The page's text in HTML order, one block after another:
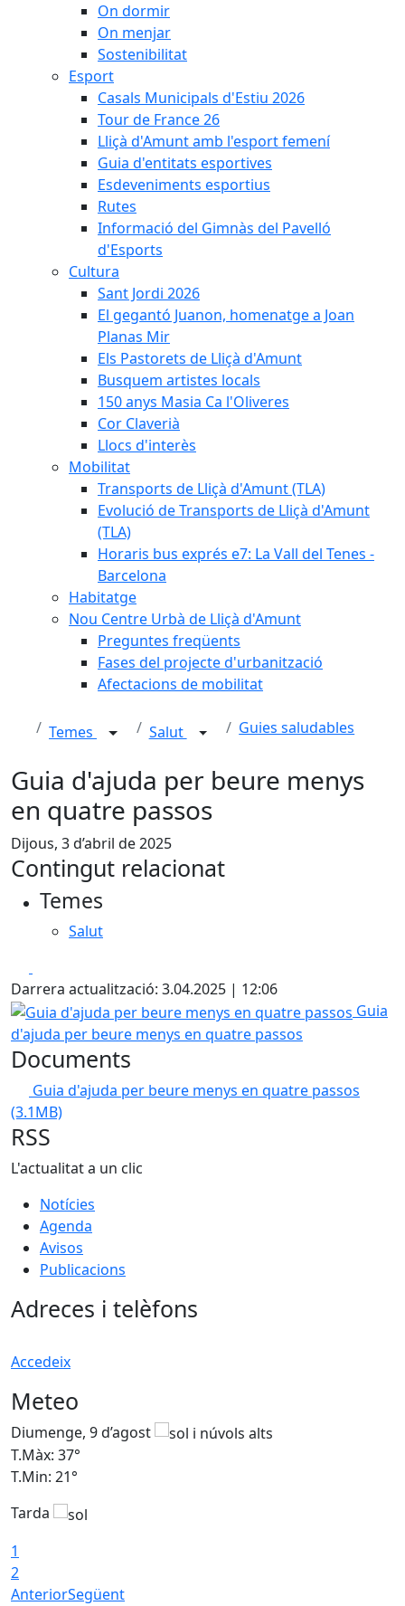
On dormir
On menjar
Sostenibilitat
Esport
Casals Municipals d'Estiu 2026
Tour de France 26
Lliçà d'Amunt amb l'esport femení
Guia d'entitats esportives
Esdeveniments esportius
Rutes
Informació del Gimnàs del Pavelló
d'Esports
Cultura
Sant Jordi 2026
El gegantó Juanon, homenatge a Joan
Planas Mir
Els Pastorets de Lliçà d'Amunt
Busquem artistes locals
150 anys Masia Ca l'Oliveres
Cor Claverià
Llocs d'interès
Mobilitat
Transports de Lliçà d'Amunt (TLA)
Evolució de Transports de Lliçà d'Amunt
(TLA)
Horaris bus exprés e7: La Vall del Tenes -
Barcelona
Habitatge
Nou Centre Urbà de Lliçà d'Amunt
Preguntes freqüents
Fases del projecte d'urbanització
Afectacions de mobilitat
Temes Salut Guies saludables
Guia d'ajuda per beure menys
en quatre passos
Dijous, 3 d’abril de 2025
Contingut relacionat
Temes
Salut
Darrera actualització: 3.04.2025 | 12:06
Guia d'ajuda per beure menys en quatre passos
Guia
d'ajuda per beure menys en quatre passos
Documents
Guia d'ajuda per beure menys en quatre passos
(3.1MB)
RSS
L'actualitat a un clic
Notícies
Agenda
Avisos
Publicacions
Adreces i telèfons
Accedeix
Meteo
Diumenge, 9 d’agost
T.Màx: 37°
T.Min: 21°
Tarda
1
2
AnteriorSegüent